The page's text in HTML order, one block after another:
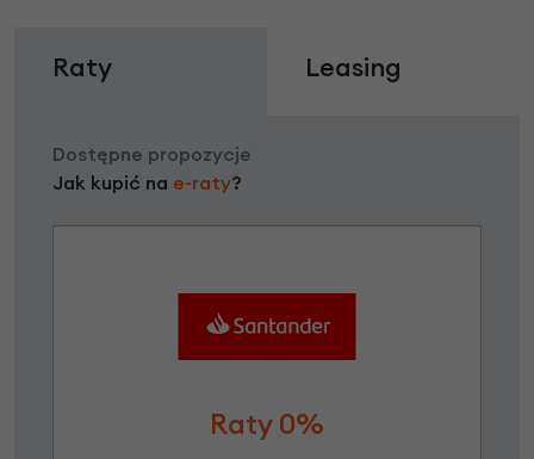
Raty Leasing
Dostępne propozycje
Jak kupić na e-raty?
Raty 0%